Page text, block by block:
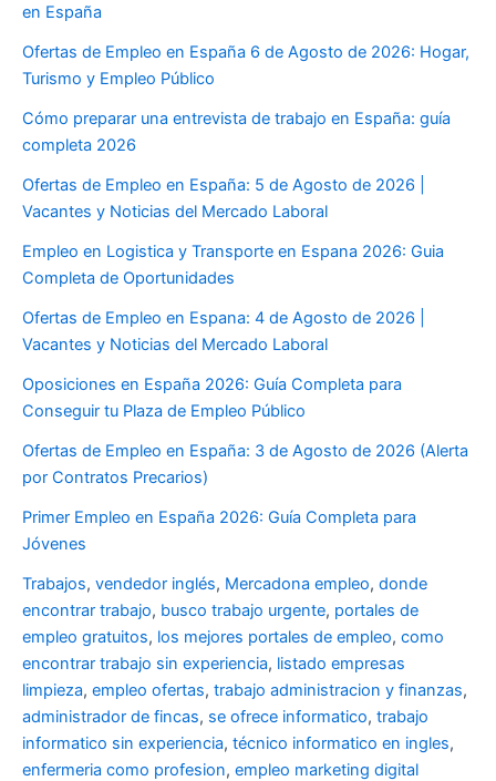
en España
Ofertas de Empleo en España 6 de Agosto de 2026: Hogar,
Turismo y Empleo Público
Cómo preparar una entrevista de trabajo en España: guía
completa 2026
Ofertas de Empleo en España: 5 de Agosto de 2026 |
Vacantes y Noticias del Mercado Laboral
Empleo en Logistica y Transporte en Espana 2026: Guia
Completa de Oportunidades
Ofertas de Empleo en Espana: 4 de Agosto de 2026 |
Vacantes y Noticias del Mercado Laboral
Oposiciones en España 2026: Guía Completa para
Conseguir tu Plaza de Empleo Público
Ofertas de Empleo en España: 3 de Agosto de 2026 (Alerta
por Contratos Precarios)
Primer Empleo en España 2026: Guía Completa para
Jóvenes
Trabajos, vendedor inglés, Mercadona empleo, donde
encontrar trabajo, busco trabajo urgente, portales de
empleo gratuitos, los mejores portales de empleo, como
encontrar trabajo sin experiencia, listado empresas
limpieza, empleo ofertas, trabajo administracion y finanzas,
administrador de fincas, se ofrece informatico, trabajo
informatico sin experiencia, técnico informatico en ingles,
enfermeria como profesion, empleo marketing digital